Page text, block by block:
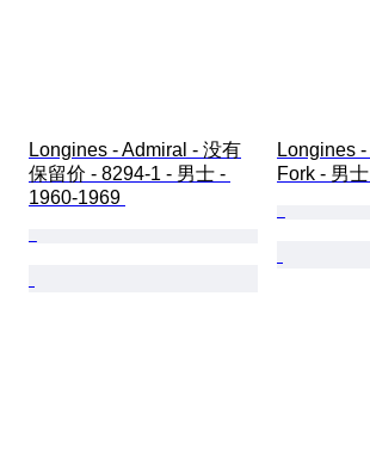
Longines - Admiral - 没有
保留价 - 8294-1 - 男士 -
1960-1969
Longines
Fork - 男